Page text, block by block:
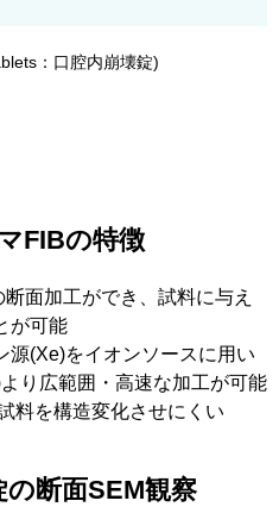
：口腔内崩壊錠)
FIBの特徴
面加工ができ、試料に与え
が可能
源(Xe)をイオンソースに用い
り広範囲・高速な加工が可能
料を構造変化させにくい
断面SEM観察